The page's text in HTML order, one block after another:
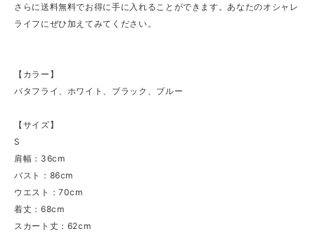
さらに送料無料でお得に手に入れることができます。あなたのオシャレ
ライフにぜひ加えてみてください。
【カラー】
バタフライ、ホワイト、ブラック、ブルー
【サイズ】
S
肩幅：36cm
バスト：86cm
ウエスト：70cm
着丈：68cm
スカート丈：62cm